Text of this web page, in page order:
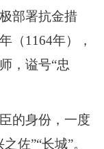
部署抗金措
（1164年），
，谥号“忠
的身份，一度
佐”“长城”。